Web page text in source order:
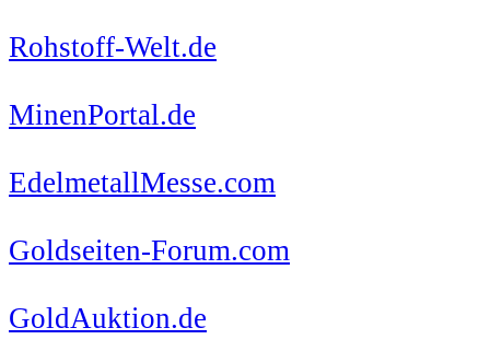
Rohstoff-Welt.de
MinenPortal.de
EdelmetallMesse.com
Goldseiten-Forum.com
GoldAuktion.de